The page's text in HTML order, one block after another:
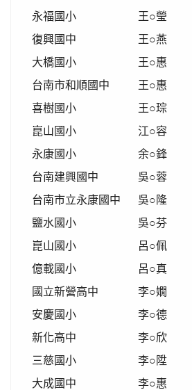
永福國小
王○瑩
復興國中
王○燕
大橋國小
王○惠
台南市和順國中
王○惠
喜樹國小
王○琮
崑山國小
江○容
永康國小
余○鋒
台南建興國中
吳○蓉
台南市立永康國中
吳○隆
鹽水國小
吳○芬
崑山國小
呂○佩
億載國小
呂○真
國立新營高中
李○嫺
安慶國小
李○德
新化高中
李○欣
三慈國小
李○陞
大成國中
李○惠